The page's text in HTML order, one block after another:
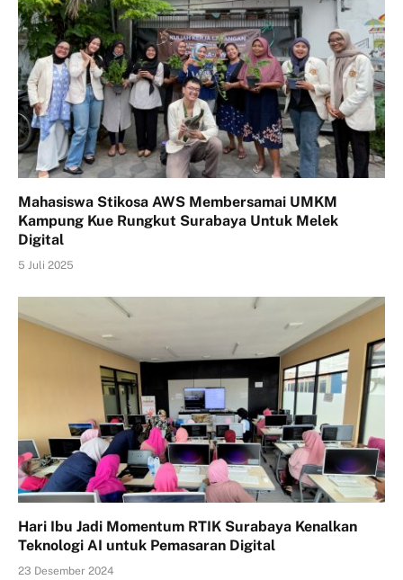
Mahasiswa Stikosa AWS Membersamai UMKM
Kampung Kue Rungkut Surabaya Untuk Melek
Digital
5 Juli 2025
Hari Ibu Jadi Momentum RTIK Surabaya Kenalkan
Teknologi AI untuk Pemasaran Digital
23 Desember 2024